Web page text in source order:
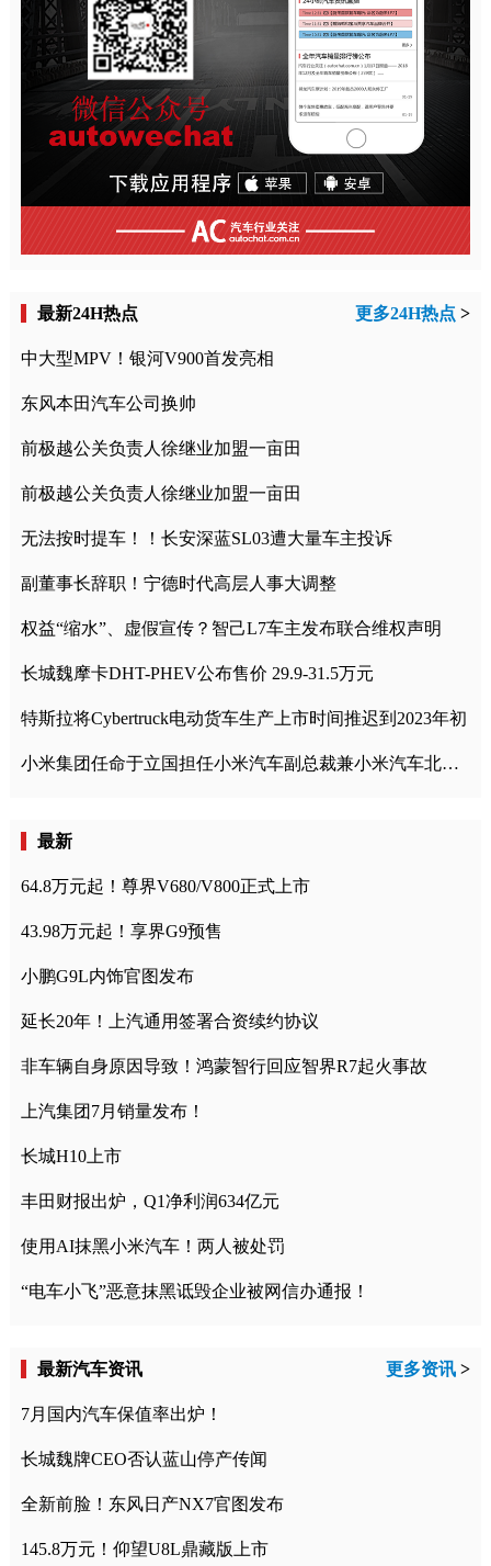
最新24H热点 更多24H热点 >
中大型MPV！银河V900首发亮相
东风本田汽车公司换帅
前极越公关负责人徐继业加盟一亩田
前极越公关负责人徐继业加盟一亩田
无法按时提车！！长安深蓝SL03遭大量车主投诉
副董事长辞职！宁德时代高层人事大调整
权益“缩水”、虚假宣传？智己L7车主发布联合维权声明
长城魏摩卡DHT-PHEV公布售价 29.9-31.5万元
特斯拉将Cybertruck电动货车生产上市时间推迟到2023年初
小米集团任命于立国担任小米汽车副总裁兼小米汽车北京总部政委
最新
64.8万元起！尊界V680/V800正式上市
43.98万元起！享界G9预售
小鹏G9L内饰官图发布
延长20年！上汽通用签署合资续约协议
非车辆自身原因导致！鸿蒙智行回应智界R7起火事故
上汽集团7月销量发布！
长城H10上市
丰田财报出炉，Q1净利润634亿元
使用AI抹黑小米汽车！两人被处罚
“电车小飞”恶意抹黑诋毁企业被网信办通报！
最新汽车资讯 更多资讯 >
7月国内汽车保值率出炉！
长城魏牌CEO否认蓝山停产传闻
全新前脸！东风日产NX7官图发布
145.8万元！仰望U8L鼎藏版上市